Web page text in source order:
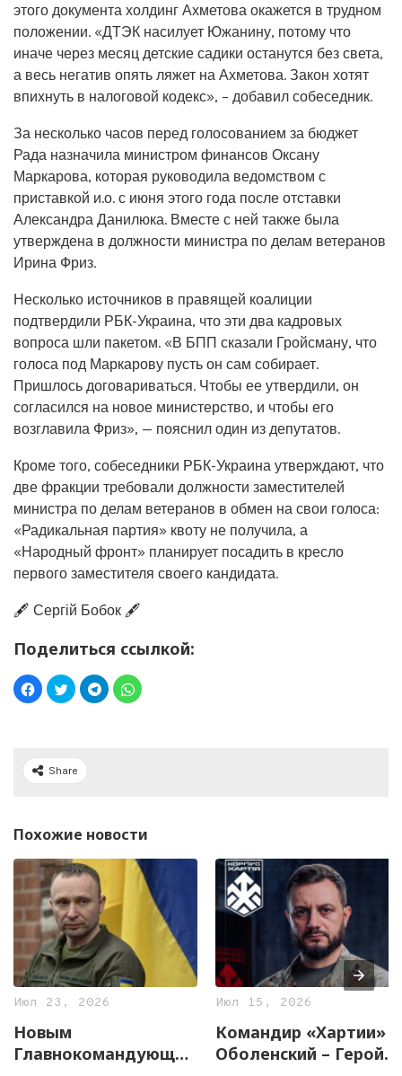
этого документа холдинг Ахметова окажется в трудном
положении. «ДТЭК насилует Южанину, потому что
иначе через месяц детские садики останутся без света,
а весь негатив опять ляжет на Ахметова. Закон хотят
впихнуть в налоговой кодекс», – добавил собеседник.
За несколько часов перед голосованием за бюджет
Рада назначила министром финансов Оксану
Маркарова, которая руководила ведомством с
приставкой и.о. с июня этого года после отставки
Александра Данилюка. Вместе с ней также была
утверждена в должности министра по делам ветеранов
Ирина Фриз.
Несколько источников в правящей коалиции
подтвердили РБК-Украина, что эти два кадровых
вопроса шли пакетом. «В БПП сказали Гройсману, что
голоса под Маркарову пусть он сам собирает.
Пришлось договариваться. Чтобы ее утвердили, он
согласился на новое министерство, и чтобы его
возглавила Фриз», — пояснил один из депутатов.
Кроме того, собеседники РБК-Украина утверждают, что
две фракции требовали должности заместителей
министра по делам ветеранов в обмен на свои голоса:
«Радикальная партия» квоту не получила, а
«Народный фронт» планирует посадить в кресло
первого заместителя своего кандидата.
🖋️ Сергій Бобок 🖋️
Поделиться ссылкой:
Share
Похожие новости
Июл 23, 2026
Новым
Главнокомандующим
Июл 15, 2026
Командир «Хартии»
Оболенский – Герой